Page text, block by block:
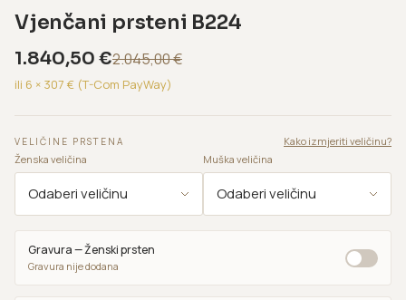
Vjenčani prsteni B224
1.840,50 €2.045,00€
ili 6 × 307 € (T-Com PayWay)
VELIČINE PRSTENA
Kako izmjeriti veličinu?
Ženska veličina
Muška veličina
Gravura — Ženski prsten
Gravura nije dodana